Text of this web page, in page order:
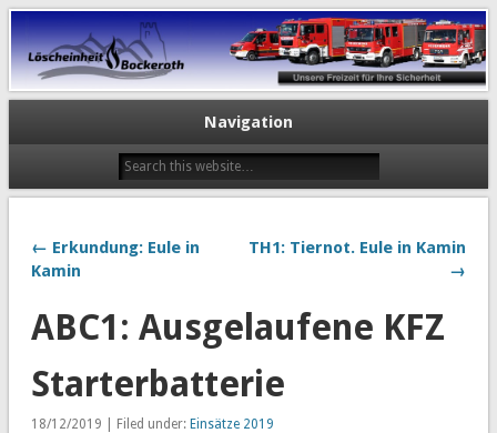
Navigation
← Erkundung: Eule in
Kamin
TH1: Tiernot. Eule in Kamin
→
ABC1: Ausgelaufene KFZ
Starterbatterie
18/12/2019 | Filed under: Einsätze 2019